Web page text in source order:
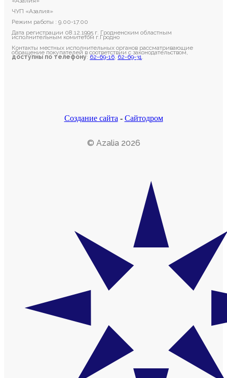
ЧУП «Азалия»
Режим работы : 9.00-17.00
Дата регистрации 08.12.1995 г. Гродненским областным
исполнительным комитетом г.Гродно
Контакты местных исполнительных органов рассматривающие
обращение покупателей в соответствии с законодательством,
доступны по телефону: 62-69-16, 62-69-31.
Создание сайта- Сайтодром
© Azalia 2026